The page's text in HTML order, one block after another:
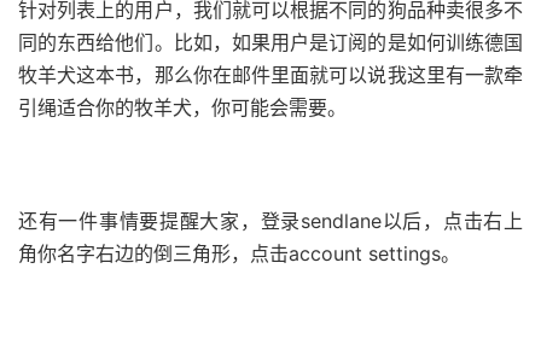
针对列表上的用户，我们就可以根据不同的狗品种卖很多不
同的东西给他们。
比如，如果用户是订阅的是如何训练德国
牧羊犬这本书，那么你在邮件里面就可以说我这里有一款牵
引绳适合你的牧羊犬，你可能会需要。
还有一件事情要提醒大家，登录sendlane以后，点击右上
角你名字右边的倒三角形，点击account settings。